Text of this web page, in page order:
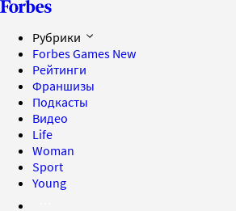
Рубрики
Forbes Games New
Рейтинги
Франшизы
Подкасты
Видео
Life
Woman
Sport
Young